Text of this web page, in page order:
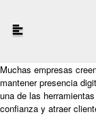
Muchas empresas
mantener presencia
una de las
confianza y atraer